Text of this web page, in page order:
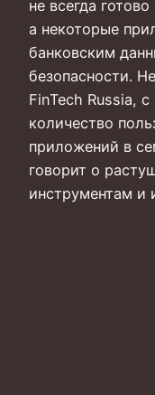
не всегда
а некоторые
банковским
безопасности.
FinTech Russia,
количество
приложений в
говорит о
инструментам и